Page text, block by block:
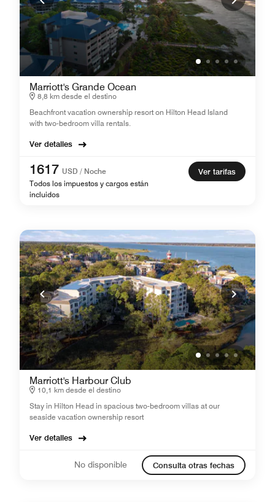
Marriott's Grande Ocean
8,8 km desde el destino
Beachfront vacation ownership resort on Hilton Head Island
with two-bedroom villa rentals.
Ver detalles
1617 USD / Noche
Todos los impuestos y cargos están
incluidos
Ver tarifas
Marriott's Harbour Club
10,1 km desde el destino
Stay in Hilton Head in spacious two-bedroom villas at our
seaside vacation ownership resort
Ver detalles
No disponible Consulta otras fechas